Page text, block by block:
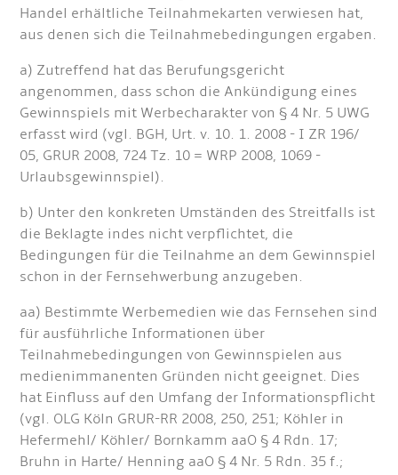
Handel erhältliche Teilnahmekarten verwiesen hat,
aus denen sich die Teilnahmebedingungen ergaben.
a) Zutreffend hat das Berufungsgericht
angenommen, dass schon die Ankündigung eines
Gewinnspiels mit Werbecharakter von § 4 Nr. 5 UWG
erfasst wird (vgl. BGH, Urt. v. 10. 1. 2008 - I ZR 196/
05, GRUR 2008, 724 Tz. 10 = WRP 2008, 1069 -
Urlaubsgewinnspiel).
b) Unter den konkreten Umständen des Streitfalls ist
die Beklagte indes nicht verpflichtet, die
Bedingungen für die Teilnahme an dem Gewinnspiel
schon in der Fernsehwerbung anzugeben.
aa) Bestimmte Werbemedien wie das Fernsehen sind
für ausführliche Informationen über
Teilnahmebedingungen von Gewinnspielen aus
medienimmanenten Gründen nicht geeignet. Dies
hat Einfluss auf den Umfang der Informationspflicht
(vgl. OLG Köln GRUR-RR 2008, 250, 251; Köhler in
Hefermehl/ Köhler/ Bornkamm aaO § 4 Rdn. 17;
Bruhn in Harte/ Henning aaO § 4 Nr. 5 Rdn. 35 f.;